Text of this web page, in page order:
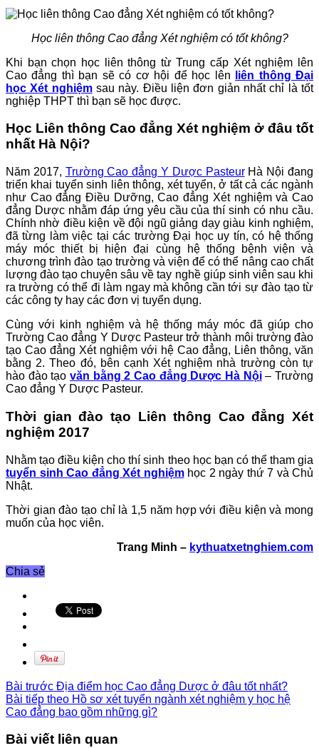
Học liên thông Cao đẳng Xét nghiệm có tốt không?
Khi bạn chọn học liên thông từ Trung cấp Xét nghiệm lên
Cao đẳng thì bạn sẽ có cơ hội để học lên
liên thông Đại
học Xét nghiệmsau này. Điều liện đơn giản nhất chỉ là tốt
nghiệp THPT thì bạn sẽ học được.
Học Liên thông Cao đẳng Xét nghiệm ở đâu tốt
nhất Hà Nội?
Năm 2017, Trường Cao đẳng Y Dược PasteurHà Nội đang
triển khai tuyển sinh liên thông, xét tuyển, ở tất cả các ngành
như Cao đẳng Điều Dưỡng, Cao đẳng Xét nghiệm và Cao
đẳng Dược nhằm đáp ứng yêu cầu của thí sinh có nhu cầu.
Chính nhờ điều kiện về đội ngũ giảng dạy giàu kinh nghiệm,
đã từng làm việc tại các trường Đại học uy tín, có hệ thống
máy móc thiết bị hiện đại cùng hệ thống bệnh viện và
chương trình đào tạo trường và viện để có thể nâng cao chất
lượng đào tạo chuyên sâu về tay nghề giúp sinh viên sau khi
ra trường có thể đi làm ngay mà không cần tới sự đào tạo từ
các công ty hay các đơn vị tuyển dụng.
Cùng với kinh nghiệm và hệ thống máy móc đã giúp cho
Trường Cao đẳng Y Dược Pasteur trở thành môi trường đào
tạo Cao đẳng Xét nghiệm với hệ Cao đẳng, Liên thông, văn
bằng 2. Theo đó, bên cạnh Xét nghiệm nhà trường còn tự
hào đào tạo văn bằng 2 Cao đẳng Dược Hà Nội– Trường
Cao đẳng Y Dược Pasteur.
Thời gian đào tạo Liên thông Cao đẳng Xét
nghiệm 2017
Nhằm tạo điều kiện cho thí sinh theo học bạn có thể tham gia
tuyển sinh Cao đẳng Xét nghiệmhọc 2 ngày thứ 7 và Chủ
Nhật.
Thời gian đào tạo chỉ là 1,5 năm hợp với điều kiện và mong
muốn của học viên.
Trang Minh – kythuatxetnghiem.com
Chia sẻ
Bài trước Địa điểm học Cao đẳng Dược ở đâu tốt nhất?
Bài tiếp theo Hồ sơ xét tuyển ngành xét nghiệm y học hệ
Cao đẳng bao gồm những gì?
Bài viết liên quan